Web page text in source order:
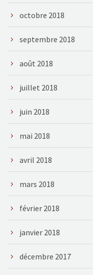
octobre 2018
septembre 2018
août 2018
juillet 2018
juin 2018
mai 2018
avril 2018
mars 2018
février 2018
janvier 2018
décembre 2017